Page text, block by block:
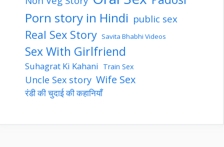
Porn story in Hindi public sex
Real Sex Story Savita Bhabhi Videos
Sex With Girlfriend
Suhagrat Ki Kahani Train Sex
Uncle Sex story Wife Sex
रंडी की चुदाई की कहानियाँ